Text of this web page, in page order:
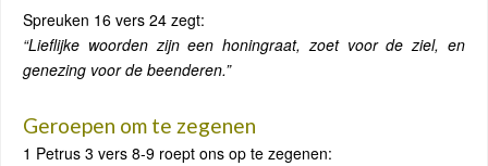
Spreuken 16 vers 24 zegt:
“Lieflijke woorden zijn een honingraat, zoet voor de ziel, en
genezing voor de beenderen.”
Geroepen om te zegenen
1 Petrus 3 vers 8-9 roept ons op te zegenen: